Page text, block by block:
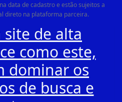
data de cadastro e estão sujeitos a
direto na plataforma parceira.
de alta
como este,
dominar os
de busca e